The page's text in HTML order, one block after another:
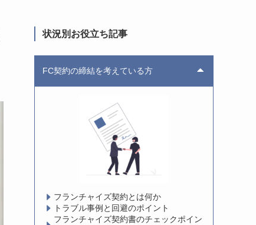
状況別お役立ち記事
FC契約の締結を考えている方
フランチャイズ契約とは何か
トラブル事例と回避のポイント
フランチャイズ契約書のチェックポイン